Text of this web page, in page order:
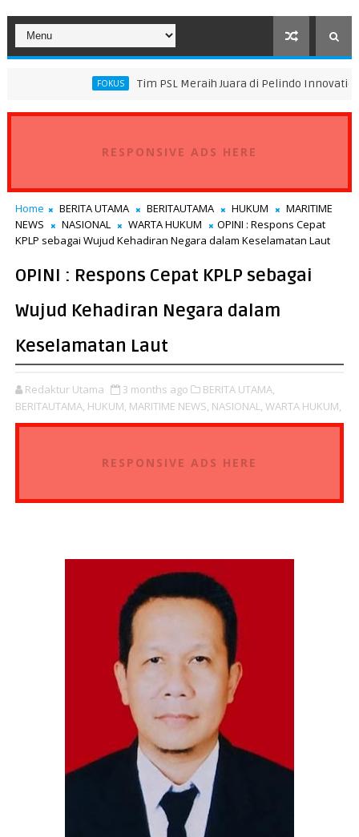
Tim PSL Meraih Juara di Pelindo Innovation Award 2026
RESPONSIVE ADS HERE
Home BERITA UTAMA BERITAUTAMA HUKUM
MARITIME
NEWS
NASIONAL WARTA HUKUM
OPINI : Respons Cepat
KPLP sebagai Wujud Kehadiran Negara dalam Keselamatan Laut
OPINI : Respons Cepat KPLP sebagai
Wujud Kehadiran Negara dalam
Keselamatan Laut
Redaktur Utama 3 months ago
BERITA UTAMA,
BERITAUTAMA, HUKUM, MARITIME NEWS, NASIONAL, WARTA HUKUM,
RESPONSIVE ADS HERE